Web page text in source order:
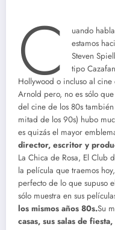
C
uando
estamos
Steven
tipo
Hollywood o incluso al
Arnold pero, no es sólo
del cine de los 80s
mitad de los 90s) hubo
es quizás el mayor
director, escritor y
La Chica de Rosa, El Club
la película que traemos
perfecto de lo que supuso
sólo muestra en sus
los mismos años 80s.Su
casas, sus salas de